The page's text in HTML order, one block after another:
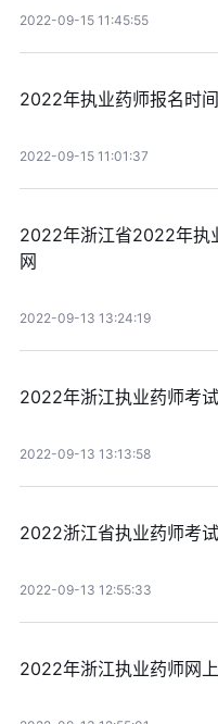
2022-09-15 11:45:55
2022年执业药师报名时
2022-09-15 11:01:37
2022年浙江省2022年执
网
2022-09-13 13:24:19
2022年浙江执业药师考
2022-09-13 13:13:58
2022浙江省执业药师考
2022-09-13 12:55:33
2022年浙江执业药师网